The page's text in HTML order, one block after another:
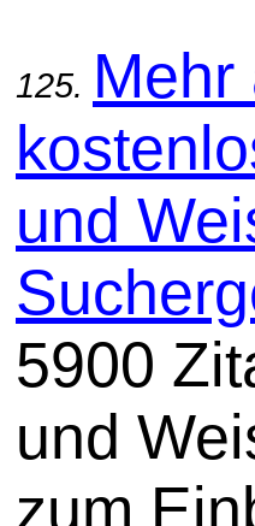
125. Mehr
und
5900
und
zum